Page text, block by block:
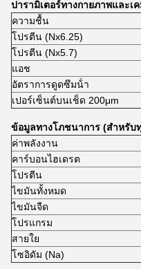
ปารามิเตอร์ทางกายภาพและเ
ความชื้น
โปรตีน (Nx6.25)
โปรตีน (Nx5.7)
แอช
อัตราการดูดซึมน้ํา
เปอร์เซ็นต์บนเช็ด 200μm
ข้อมูลทางโภชนาการ (สําหรับ
ค่าพลังงาน
คาร์บอนไฮเดรต
โปรตีน
ไขมันทั้งหมด
ไขมันจืด
โปรแกรม
สายใย
โซอิดัม (Na)